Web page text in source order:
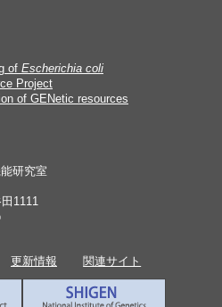
of Escherichia coli
Project
of GENetic resources
研究室
1111
更新情報 関連サイト